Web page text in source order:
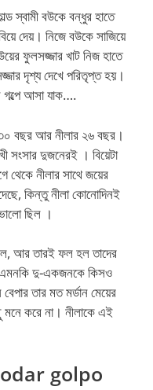
স্বামী বউকে বন্ধুর হাতে
দেয়। নিজে বউকে সাজিয়ে
ফুলসজ্জার খাট নিজ হাতে
দৃশ্য দেখে পরিতৃপ্ত হয়।
আসা যাক….
বছর আর নীলার ২৬ বছর।
সংসার দুজনেরই । বিয়েটা
নীলার সাথে জয়ের
কিন্তু নীলা কোনোদিনই
ছিল ।
আর তারই ফল হল তাদের
এমনকি দু-একজনকে কিসও
তার মত মর্ডান মেয়ের
করে না। নীলাকে এই
golpo